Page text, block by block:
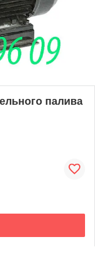
палива